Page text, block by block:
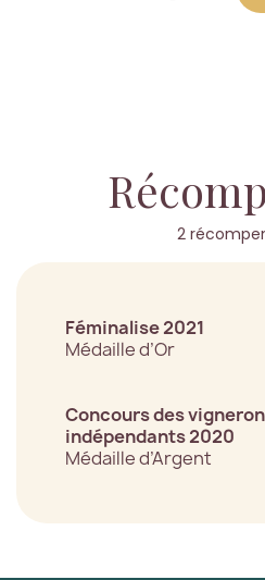
2
Féminalise 2021
Médaille d’Or
Concours des
indépendants 2020
Médaille d’Argent